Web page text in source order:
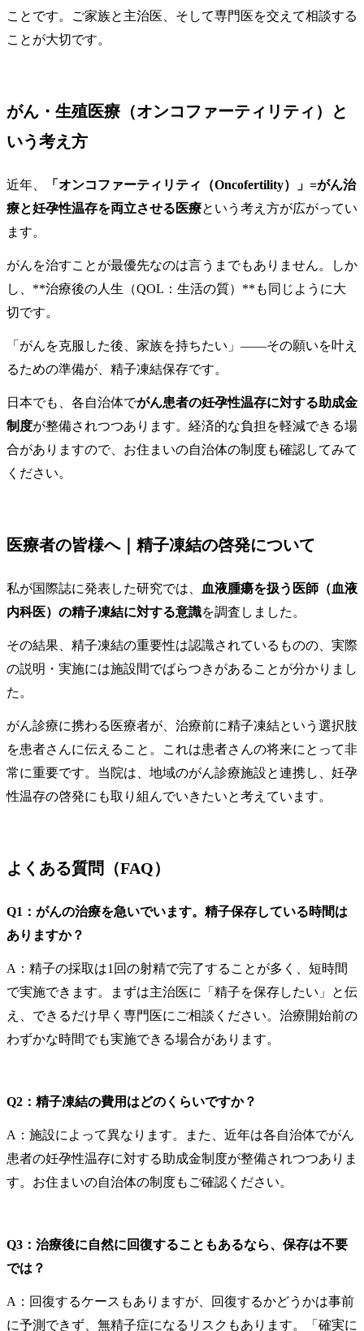
ことです。ご家族と主治医、そして専門医を交えて相談する
ことが大切です。
がん・生殖医療（オンコファーティリティ）と
いう考え方
近年、
「オンコファーティリティ（Oncofertility）」=がん治
療と妊孕性温存を両立させる医療という考え方が広がってい
ます。
がんを治すことが最優先なのは言うまでもありません。しか
し、**治療後の人生（QOL：生活の質）**も同じように大
切です。
「がんを克服した後、家族を持ちたい」——その願いを叶え
るための準備が、精子凍結保存です。
日本でも、各自治体でがん患者の妊孕性温存に対する助成金
制度が整備されつつあります。経済的な負担を軽減できる場
合がありますので、お住まいの自治体の制度も確認してみて
ください。
医療者の皆様へ｜精子凍結の啓発について
私が国際誌に発表した研究では、
血液腫瘍を扱う医師（血液
内科医）の精子凍結に対する意識を調査しました。
その結果、精子凍結の重要性は認識されているものの、実際
の説明・実施には施設間でばらつきがあることが分かりまし
た。
がん診療に携わる医療者が、治療前に精子凍結という選択肢
を患者さんに伝えること。これは患者さんの将来にとって非
常に重要です。当院は、地域のがん診療施設と連携し、妊孕
性温存の啓発にも取り組んでいきたいと考えています。
よくある質問（FAQ）
Q1：がんの治療を急いでいます。精子保存している時間は
ありますか？
A：精子の採取は1回の射精で完了することが多く、短時間
で実施できます。まずは主治医に「精子を保存したい」と伝
え、できるだけ早く専門医にご相談ください。治療開始前の
わずかな時間でも実施できる場合があります。
Q2：精子凍結の費用はどのくらいですか？
A：施設によって異なります。また、近年は各自治体でがん
患者の妊孕性温存に対する助成金制度が整備されつつありま
す。お住まいの自治体の制度もご確認ください。
Q3：治療後に自然に回復することもあるなら、保存は不要
では？
A：回復するケースもありますが、回復するかどうかは事前
に予測できず、無精子症になるリスクもあります。「確実に